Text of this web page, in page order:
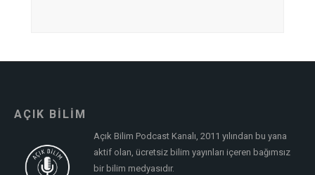
AÇIK BİLİM
Açık Bilim Podcast Kanalı, 2011 yılından bu yana
aktif olan, ücretsiz bilim yayınları içeren bağımsız
bir bilim medyasıdır.